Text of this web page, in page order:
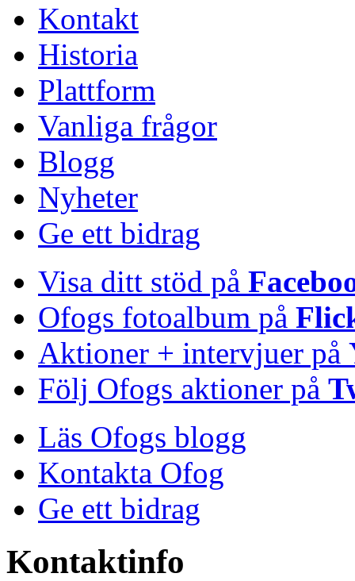
Kontakt
Historia
Plattform
Vanliga frågor
Blogg
Nyheter
Ge ett bidrag
Visa ditt stöd på
Ofogs fotoalbum på
Aktioner + intervjuer på
Följ Ofogs aktioner på
Läs Ofogs blogg
Kontakta Ofog
Ge ett bidrag
Kontaktinfo